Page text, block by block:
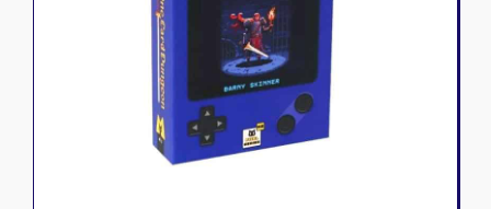
Naruto Mythos
Autres
Tapis de jeu